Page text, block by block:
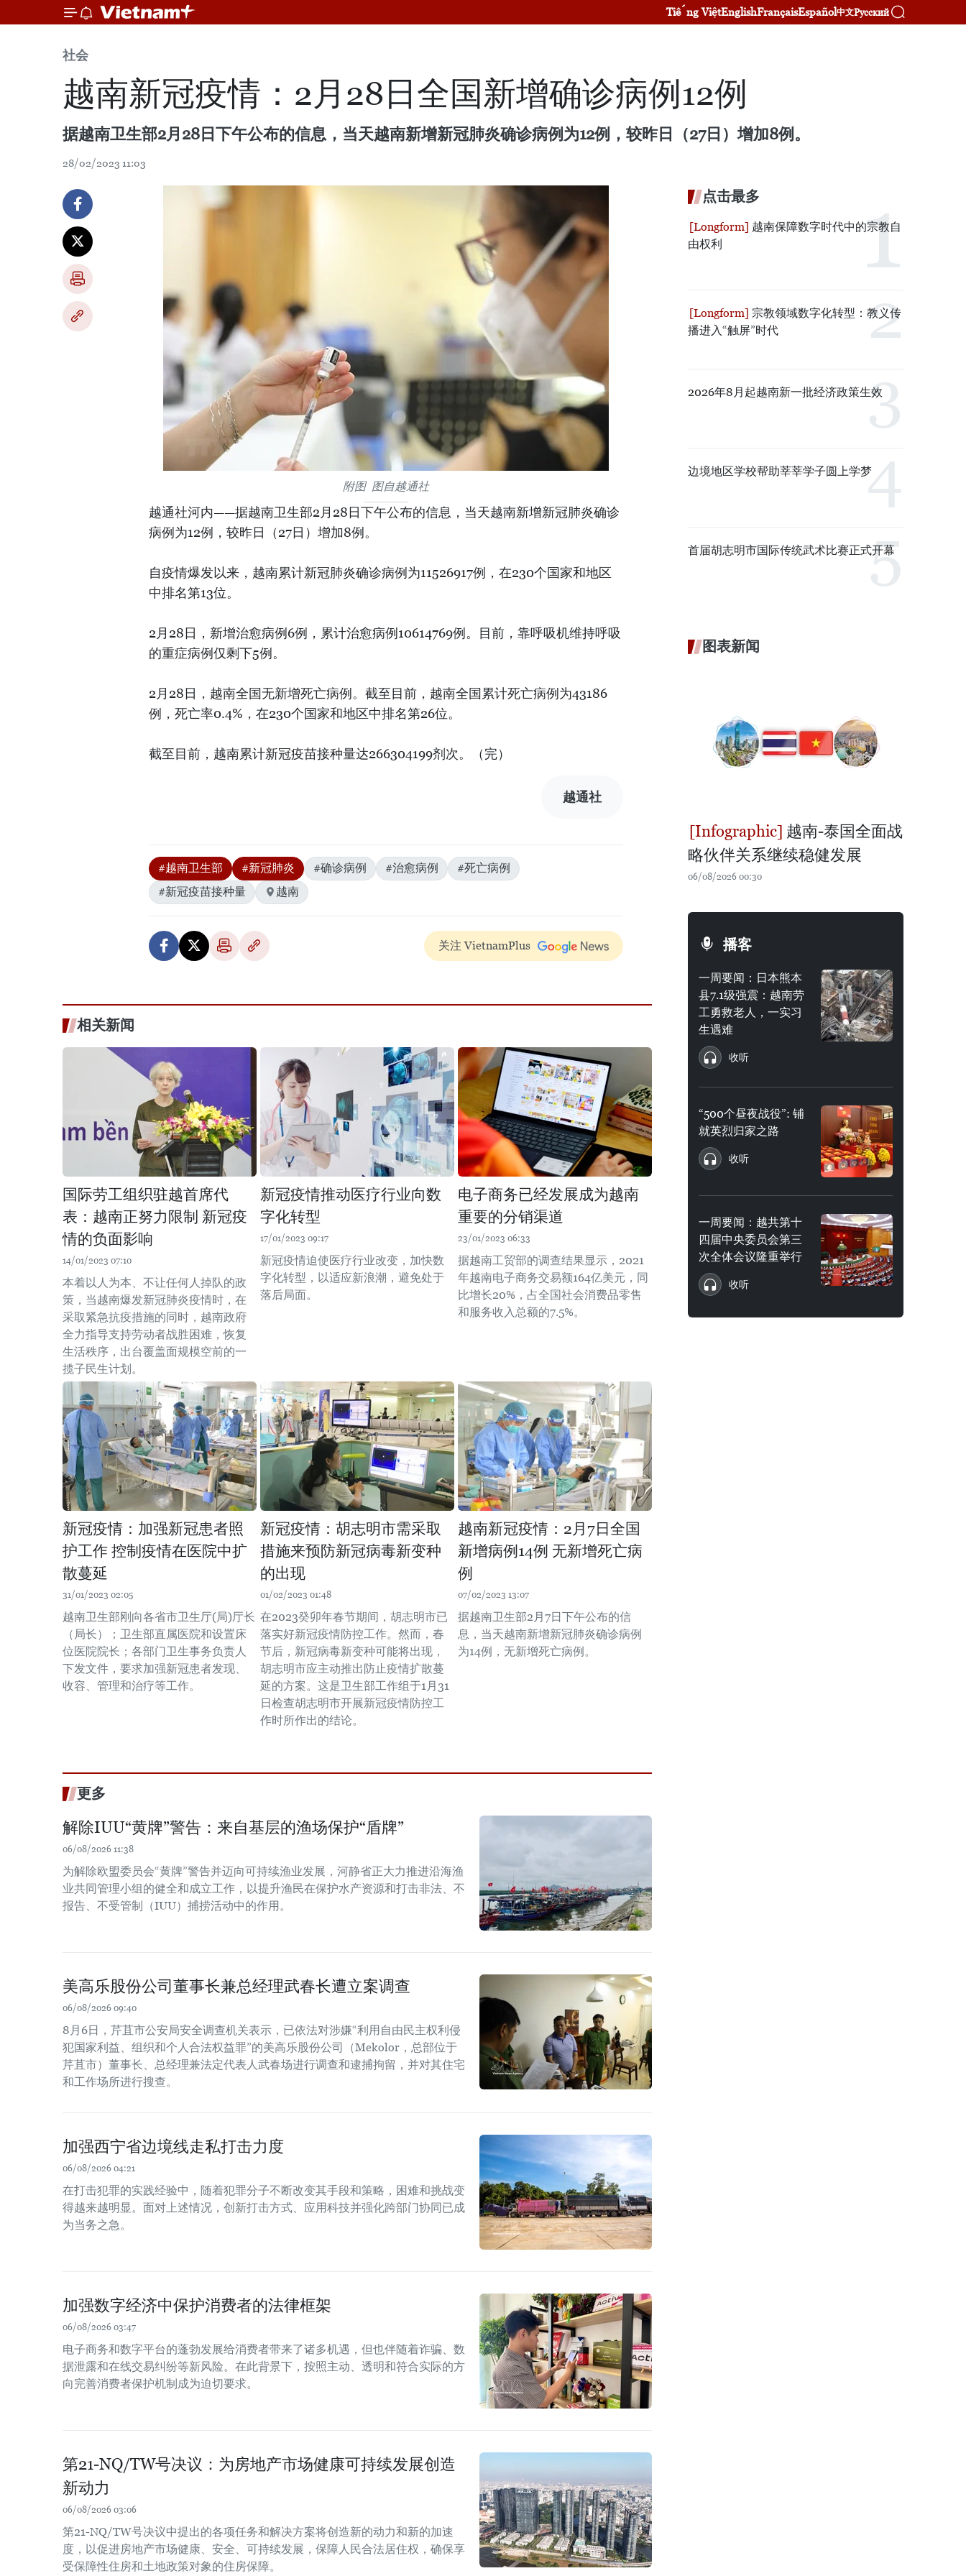
Tiếng ViệtEnglishFrançaisEspañol中文Русский
社会
越南新冠疫情：2月28日全国新增确诊病例12例
据越南卫生部2月28日下午公布的信息，当天越南新增新冠肺炎确诊病例为12例，较昨日（27日）增加8例。
28/02/2023 11:03
附图 图自越通社
越通社河内——据越南卫生部2月28日下午公布的信息，当天越南新增新冠肺炎确诊
病例为12例，较昨日（27日）增加8例。
自疫情爆发以来，越南累计新冠肺炎确诊病例为11526917例，在230个国家和地区
中排名第13位。
2月28日，新增治愈病例6例，累计治愈病例10614769例。目前，靠呼吸机维持呼吸
的重症病例仅剩下5例。
2月28日，越南全国无新增死亡病例。截至目前，越南全国累计死亡病例为43186
例，死亡率0.4%，在230个国家和地区中排名第26位。
截至目前，越南累计新冠疫苗接种量达266304199剂次。（完）
越通社
#越南卫生部 #新冠肺炎 #确诊病例 #治愈病例
#死亡病例
#新冠疫苗接种量
越南
关注 VietnamPlus
相关新闻
国际劳工组织驻越首席代
表：越南正努力限制 新冠疫
情的负面影响
14/01/2023 07:10
本着以人为本、不让任何人掉队的政
策，当越南爆发新冠肺炎疫情时，在
采取紧急抗疫措施的同时，越南政府
全力指导支持劳动者战胜困难，恢复
生活秩序，出台覆盖面规模空前的一
揽子民生计划。
新冠疫情推动医疗行业向数
字化转型
17/01/2023 09:17
新冠疫情迫使医疗行业改变，加快数
字化转型，以适应新浪潮，避免处于
落后局面。
电子商务已经发展成为越南
重要的分销渠道
23/01/2023 06:33
据越南工贸部的调查结果显示，2021
年越南电子商务交易额164亿美元，同
比增长20%，占全国社会消费品零售
和服务收入总额的7.5%。
新冠疫情：加强新冠患者照
护工作 控制疫情在医院中扩
散蔓延
31/01/2023 02:05
越南卫生部刚向各省市卫生厅(局)厅长
（局长）；卫生部直属医院和设置床
位医院院长；各部门卫生事务负责人
下发文件，要求加强新冠患者发现、
收容、管理和治疗等工作。
新冠疫情：胡志明市需采取
措施来预防新冠病毒新变种
的出现
01/02/2023 01:48
在2023癸卯年春节期间，胡志明市已
落实好新冠疫情防控工作。然而，春
节后，新冠病毒新变种可能将出现，
胡志明市应主动推出防止疫情扩散蔓
延的方案。这是卫生部工作组于1月31
日检查胡志明市开展新冠疫情防控工
作时所作出的结论。
越南新冠疫情：2月7日全国
新增病例14例 无新增死亡病
例
07/02/2023 13:07
据越南卫生部2月7日下午公布的信
息，当天越南新增新冠肺炎确诊病例
为14例，无新增死亡病例。
更多
解除IUU“黄牌”警告：来自基层的渔场保护“盾牌”
06/08/2026 11:38
为解除欧盟委员会“黄牌”警告并迈向可持续渔业发展，河静省正大力推进沿海渔
业共同管理小组的健全和成立工作，以提升渔民在保护水产资源和打击非法、不
报告、不受管制（IUU）捕捞活动中的作用。
美高乐股份公司董事长兼总经理武春长遭立案调查
06/08/2026 09:40
8月6日，芹苴市公安局安全调查机关表示，已依法对涉嫌“利用自由民主权利侵
犯国家利益、组织和个人合法权益罪”的美高乐股份公司（Mekolor，总部位于
芹苴市）董事长、总经理兼法定代表人武春场进行调查和逮捕拘留，并对其住宅
和工作场所进行搜查。
加强西宁省边境线走私打击力度
06/08/2026 04:21
在打击犯罪的实践经验中，随着犯罪分子不断改变其手段和策略，困难和挑战变
得越来越明显。面对上述情况，创新打击方式、应用科技并强化跨部门协同已成
为当务之急。
加强数字经济中保护消费者的法律框架
06/08/2026 03:47
电子商务和数字平台的蓬勃发展给消费者带来了诸多机遇，但也伴随着诈骗、数
据泄露和在线交易纠纷等新风险。在此背景下，按照主动、透明和符合实际的方
向完善消费者保护机制成为迫切要求。
第21-NQ/TW号决议：为房地产市场健康可持续发展创造
新动力
06/08/2026 03:06
第21-NQ/TW号决议中提出的各项任务和解决方案将创造新的动力和新的加速
度，以促进房地产市场健康、安全、可持续发展，保障人民合法居住权，确保享
受保障性住房和土地政策对象的住房保障。
点击最多
越南保障数字时代中的宗教自
由权利
宗教领域数字化转型：教义传
播进入“触屏”时代
2026年8月起越南新一批经济政策生效
边境地区学校帮助莘莘学子圆上学梦
首届胡志明市国际传统武术比赛正式开幕
图表新闻
越南-泰国全面战
略伙伴关系继续稳健发展
06/08/2026 00:30
播客
一周要闻：日本熊本
县7.1级强震：越南劳
工勇救老人，一实习
生遇难
收听
“500个昼夜战役”: 铺
就英烈归家之路
收听
一周要闻：越共第十
四届中央委员会第三
次全体会议隆重举行
收听